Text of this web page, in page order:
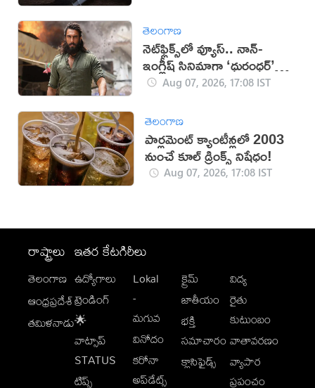
తెలంగాణ
నెట్‌ఫ్లిక్స్‌లో వ్యూస్.. నాన్-
ఇంగ్లీష్ సినిమాగా ‘ధురంధర్’
రికార్డుAug 07, 2026, 17:08 IST
తెలంగాణ
పార్లమెంట్ క్యాంటీన్లలో 2003
నుంచే కూల్ డ్రింక్స్ నిషేధం!
Aug 07, 2026, 17:08 IST
రాష్ట్రాలు
తెలంగాణ
ఆంధ్రప్రదేశ్
తమిళనాడు
ఇతర కేటగిరీలు
ఉద్యోగాలు
ట్రెండింగ్
🌟
వాట్సాప్
STATUS
టిప్స్
Lokal
-
మగువ
వినోదం
కరోనా
అప్‌డేట్స్
క్రైమ్
జాతీయం
భక్తి
సమాచారం
క్లాసిఫైడ్స్
విద్య
రైతు
కుటుంబం
వాతావరణం
వ్యాపార
ప్రపంచం